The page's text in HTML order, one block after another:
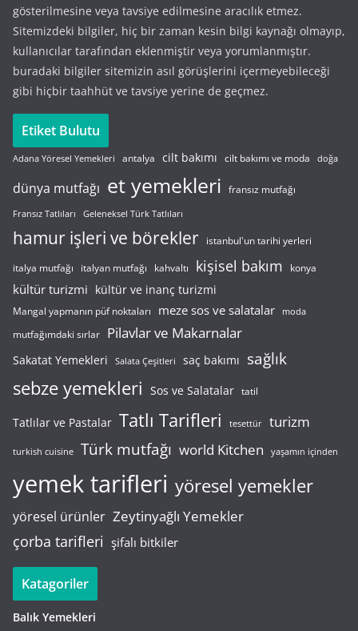
gösterilmesine veya tavsiye edilmesine aracılık etmez.
Sitemizdeki bilgiler, hiç bir zaman kesin bilgi kaynağı olmayıp,
kullanıcılar tarafından eklenmiştir veya yorumlanmıştır.
buradaki bilgiler sitemizin asıl görüşlerini içermeyebileceği
gibi hiçbir taahhüt ve tavsiye yerine de geçmez.
Etiket Bulutu
Adana Yöresel Yemekleri antalya cilt bakımı cilt bakımı ve moda doğa
dünya mutfağı et yemekleri fransız mutfağı
Fransız Tatlıları Geleneksel Türk Tatlıları
hamur işleri ve börekler istanbul'un tarihi yerleri
italya mutfağı italyan mutfağı kahvaltı kişisel bakım konya
kültür turizmi kültür ve inanç turizmi
Mangal yapmanın püf noktaları meze sos ve salatalar moda
mutfağımdaki sırlar Pilavlar ve Makarnalar
Sakatat Yemekleri Salata Çeşitleri saç bakımı sağlık
sebze yemekleri Sos ve Salatalar tatil
Tatlılar ve Pastalar Tatlı Tarifleri tesettür turizm
turkish cuisine Türk mutfağı world Kitchen yaşamın içinden
yemek tarifleri yöresel yemekler
yöresel ürünler Zeytinyağlı Yemekler
çorba tarifleri şifalı bitkiler
Katagoriler
Balık Yemekleri